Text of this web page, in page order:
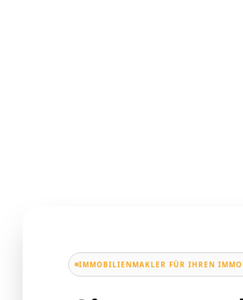
IMMOBILIENMAKLER FÜR IHREN